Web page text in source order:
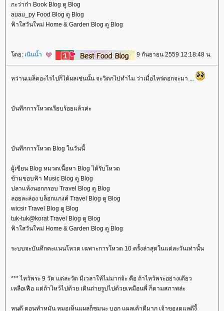
กะว่าก๋า Book Blog ดู Blog
auau_py Food Blog ดู Blog
ฟ้าใสวันใหม่ Home & Garden Blog ดู Blog
ดย: เนินน้ำ 9 กันยายน 2559 12:18:48 น.
หว่านเมล็ดอะไรไปก็ได้ผลเช่นนั้น จะวิตกไปทำไม ว่าเมื่อไหร่ดอกจะมา ...
บันทึกการโหวตเรียบร้อยแล้วค่ะ
บันทึกการโหวต Blog ในวันนี้
ผู้เขียน Blog หมวดเนื้อหา Blog ได้รับโหวต
ข้ามขอบฟ้า Music Blog ดู Blog
ปลาแห้งนอกกรอบ Travel Blog ดู Blog
ลอยละล่อง บล็อกแกงค์ Travel Blog ดู Blog
wicsir Travel Blog ดู Blog
tuk-tuk@korat Travel Blog ดู Blog
ฟ้าใสวันใหม่ Home & Garden Blog ดู Blog
ระบบจะบันทึกคะแนนโหวต เฉพาะการโหวต 10 ครั้งล่าสุดในแต่ละวันเท่านั้น
*** ไหว้พระ 9 วัด แต่ละวัด มีเวลาให้ไม่มากจ้ะ คือ ถ้าไหว้พระอย่างเดียว
เหลือเฟือ แต่ถ้าไหว้ไปด้วย เดินถ่ายรูปไปด้วยเหมือนพี่ ก็ตามสภาพล่ะ
หนูดี ตอนทำหมัน หมอเห็นแผลก็ชมนะ บอก แผลเค้าดีมาก เจ้าของดูแลดีงี้